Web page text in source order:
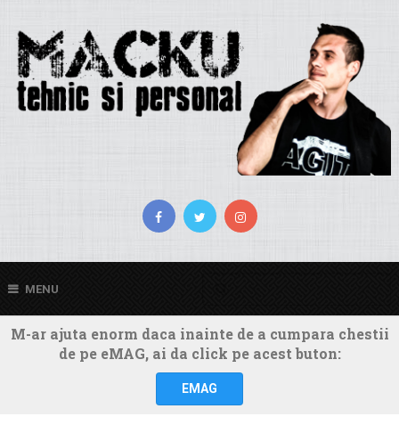
MENU
M-ar ajuta enorm daca inainte de a cumpara chestii
de pe eMAG, ai da click pe acest buton:
EMAG